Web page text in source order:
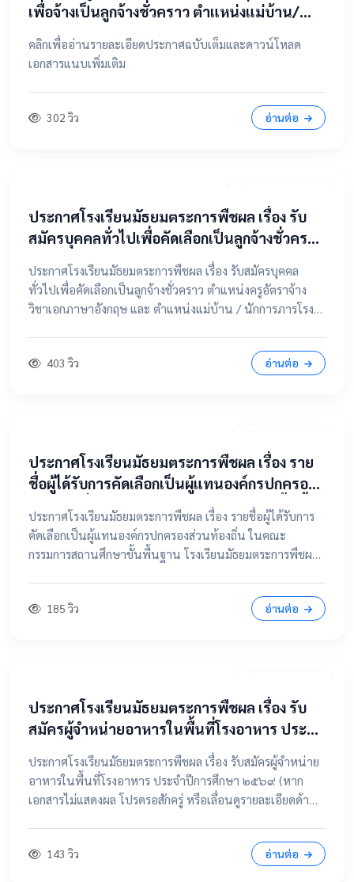
เพื่อจ้างเป็นลูกจ้างชั่วคราว ตำแหน่งแม่บ้าน/
นักการภารโรง
คลิกเพื่ออ่านรายละเอียดประกาศฉบับเต็มและดาวน์โหลด
เอกสารแนบเพิ่มเติม
302 วิว อ่านต่อ
ประกาศโรงเรียนมัธยมตระการพืชผล เรื่อง รับ
สมัครบุคคลทั่วไปเพื่อคัดเลือกเป็นลูกจ้างชั่วคราว
ตำแหน่งครูอัตราจ้าง วิชาเอกภาษาอังกฤษ และ
ตำแหน่งแม่บ้าน / นักการภารโรง
ประกาศโรงเรียนมัธยมตระการพืชผล เรื่อง รับสมัครบุคคล
ทั่วไปเพื่อคัดเลือกเป็นลูกจ้างชั่วคราว ตำแหน่งครูอัตราจ้าง
วิชาเอกภาษาอังกฤษ และ ตำแหน่งแม่บ้าน / นักการภารโรง
403 วิว อ่านต่อ
ประกาศโรงเรียนมัธยมตระการพืชผล เรื่อง ราย
ชื่อผู้ได้รับการคัดเลือกเป็นผู้แทนองค์กรปกครอง
ส่วนท้องถิ่น ในคณะกรรมการสถานศึกษาขั้นพื้น
ฐาน
ประกาศโรงเรียนมัธยมตระการพืชผล เรื่อง รายชื่อผู้ได้รับการ
คัดเลือกเป็นผู้แทนองค์กรปกครองส่วนท้องถิ่น ในคณะ
กรรมการสถานศึกษาขั้นพื้นฐาน โรงเรียนมัธยมตระการพืชผล
185 วิว อ่านต่อ
ประกาศโรงเรียนมัธยมตระการพืชผล เรื่อง รับ
สมัครผู้จำหน่ายอาหารในพื้นที่โรงอาหาร ประจำ
ปีการศึกษา ๒๕๖๙
ประกาศโรงเรียนมัธยมตระการพืชผล เรื่อง รับสมัครผู้จำหน่าย
อาหารในพื้นที่โรงอาหาร ประจำปีการศึกษา ๒๕๖๙ (หาก
เอกสารไม่แสดงผล โปรดรอสักครู่ หรือเลื่อนดูรายละเอียดด้าน
143 วิว อ่านต่อ